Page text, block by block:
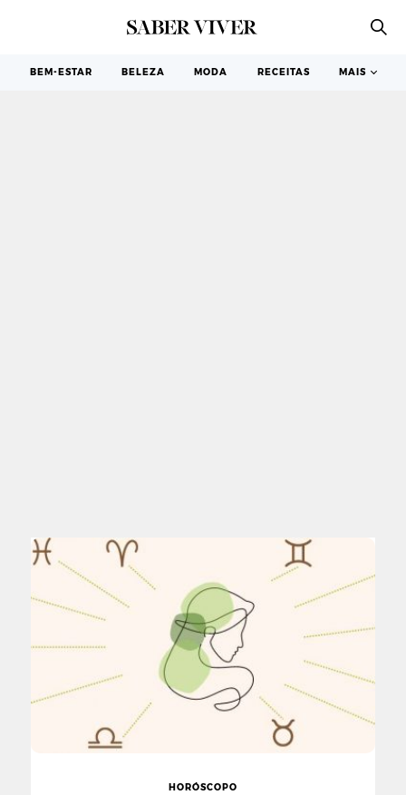
BEM-ESTAR BELEZA MODA RECEITAS MAIS
VIRGEM
HORÓSCOPO